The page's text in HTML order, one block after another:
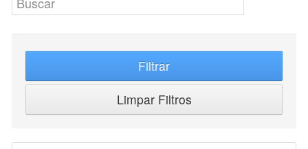
Filtrar
Limpar Filtros